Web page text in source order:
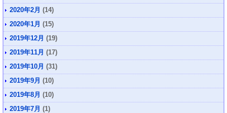
2020年2月 (14)
2020年1月 (15)
2019年12月 (19)
2019年11月 (17)
2019年10月 (31)
2019年9月 (10)
2019年8月 (10)
2019年7月 (1)